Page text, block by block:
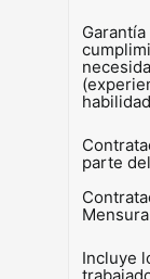
parte
Incluye